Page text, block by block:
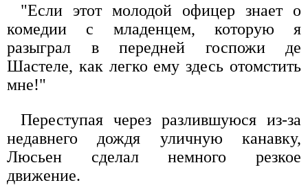
"Если этот молодой офицер знает о
комедии с младенцем, которую я
разыграл в передней госпожи де
Шастеле, как легко ему здесь отомстить
мне!"
Переступая через разлившуюся из-за
недавнего дождя уличную канавку,
Люсьен сделал немного резкое
движение.